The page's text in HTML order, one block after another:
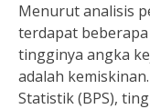
Menurut analisis
terdapat
tingginya angka
adalah
Statistik (BPS),